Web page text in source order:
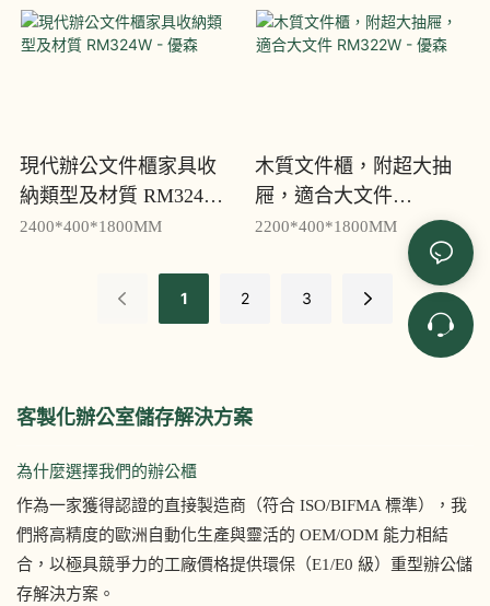
現代辦公文件櫃家具收
納類型及材質 RM324W -
優森
2400*400*1800MM
木質文件櫃，附超大抽
屜，適合大文件
RM322W - 優森
2200*400*1800MM
1 2 3
客製化辦公室儲存解決方案
為什麼選擇我們的辦公櫃
作為一家獲得認證的直接製造商（符合 ISO/BIFMA 標準），我
們將高精度的歐洲自動化生產與靈活的 OEM/ODM 能力相結
合，以極具競爭力的工廠價格提供環保（E1/E0 級）重型辦公儲
存解決方案。